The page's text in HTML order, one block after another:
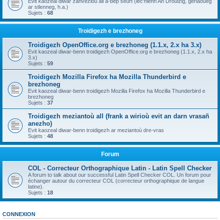
ar stlenneg, h.a.)
Sujets : 68
Troidigezh e brezhoneg
Troidigezh OpenOffice.org e brezhoneg (1.1.x, 2.x ha 3.x)
Evit kaozeal diwar-benn troidigezh OpenOffice.org e brezhoneg (1.1.x, 2.x ha
3.x)
Sujets : 59
Troidigezh Mozilla Firefox ha Mozilla Thunderbird e
brezhoneg
Evit kaozeal diwar-benn troidigezh Mozilla Firefox ha Mozilla Thunderbird e
brezhoneg
Sujets : 37
Troidigezh meziantoù all (frank a wirioù evit an darn vrasañ
anezho)
Evit kaozeal diwar-benn troidigezh ar meziantoù dre-vras
Sujets : 48
Forum
COL - Correcteur Orthographique Latin - Latin Spell Checker
A forum to talk about our successful Latin Spell Checker COL. Un forum pour
échanger autour du correcteur COL (correcteur orthographique de langue
latine).
Sujets : 18
CONNEXION